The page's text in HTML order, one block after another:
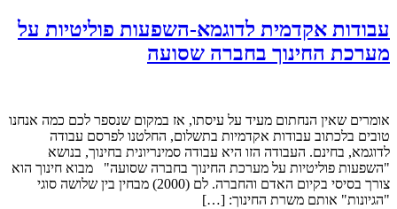
עבודות אקדמית לדוגמא-השפעות פוליטיות על
מערכת החינוך בחברה שסועה
אומרים שאין הנחתום מעיד על עיסתו, אז במקום שנספר לכם כמה אנחנו
טובים בלכתוב עבודות אקדמיות בתשלום, החלטנו לפרסם עבודה
לדוגמא, בחינם. העבודה הזו היא עבודה סמינריונית בחינוך, בנושא
"השפעות פוליטיות על מערכת החינוך בחברה שסועה" מבוא חינוך הוא
צורך בסיסי בקיום האדם והחברה. לם (2000) מבחין בין שלושה סוגי
"הגיונות" אותם משרת החינוך: […]